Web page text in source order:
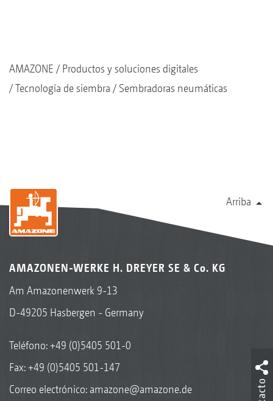
AMAZONE
Productos y soluciones digitales
Tecnología de siembra
Sembradoras neumáticas
Arriba
AMAZONEN-WERKE H. DREYER SE & Co. KG
Am Amazonenwerk 9-13
D-49205 Hasbergen - Germany
Teléfono:+49 (0)5405 501-0
Fax: +49 (0)5405 501-147
Correo electrónico: amazone@amazone.de